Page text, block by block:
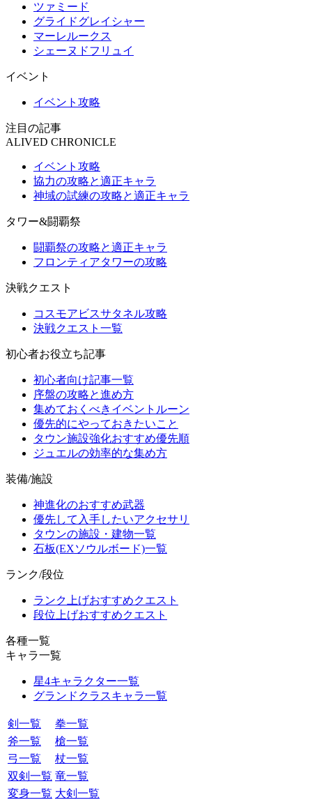
ツァミード
グライドグレイシャー
マーレルークス
シェーヌドフリュイ
イベント
イベント攻略
注目の記事
ALIVED CHRONICLE
イベント攻略
協力の攻略と適正キャラ
神域の試練の攻略と適正キャラ
タワー&闘覇祭
闘覇祭の攻略と適正キャラ
フロンティアタワーの攻略
決戦クエスト
コスモアビスサタネル攻略
決戦クエスト一覧
初心者お役立ち記事
初心者向け記事一覧
序盤の攻略と進め方
集めておくべきイベントルーン
優先的にやっておきたいこと
タウン施設強化おすすめ優先順
ジュエルの効率的な集め方
装備/施設
神進化のおすすめ武器
優先して入手したいアクセサリ
タウンの施設・建物一覧
石板(EXソウルボード)一覧
ランク/段位
ランク上げおすすめクエスト
段位上げおすすめクエスト
各種一覧
キャラ一覧
星4キャラクター一覧
グランドクラスキャラ一覧
剣一覧
拳一覧
斧一覧
槍一覧
弓一覧
杖一覧
双剣一覧 竜一覧
変身一覧 大剣一覧